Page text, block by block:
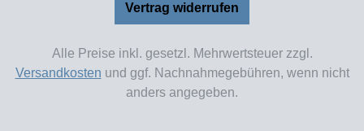
Vertrag widerrufen
Alle Preise inkl. gesetzl. Mehrwertsteuer zzgl.
Versandkosten und ggf. Nachnahmegebühren, wenn nicht
anders angegeben.